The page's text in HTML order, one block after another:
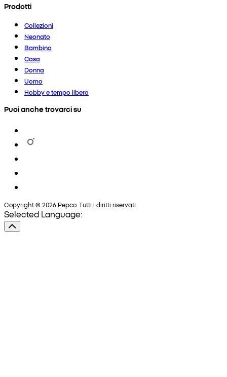
Prodotti
Collezioni
Neonato
Bambino
Casa
Donna
Uomo
Hobby e tempo libero
Puoi anche trovarci su
Copyright © 2026 Pepco. Tutti i diritti riservati.
Selected Language: